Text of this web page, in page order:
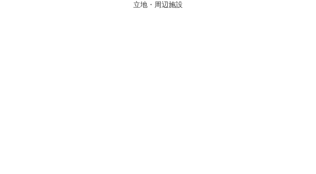
立地・周辺施設